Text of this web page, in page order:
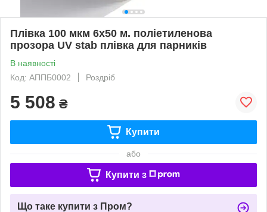
Плівка 100 мкм 6х50 м. поліетиленова
прозора UV stab плівка для парників
В наявності
Код: АППБ0002
Роздріб
5 508 ₴
Купити
або
Купити з
Що таке купити з Пром?